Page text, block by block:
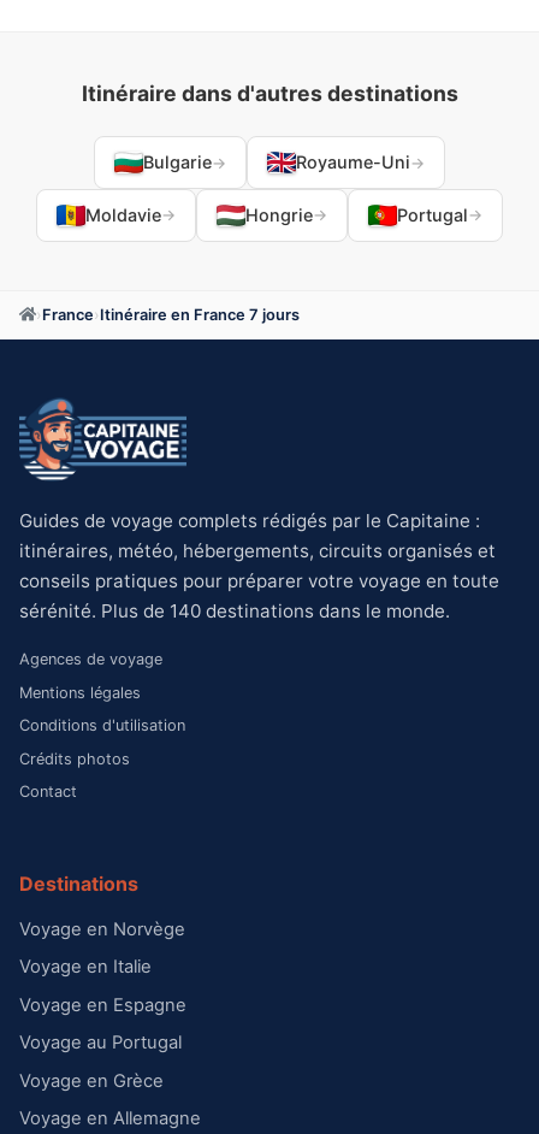
Itinéraire dans d'autres destinations
Bulgarie→ Royaume-Uni →
Moldavie→ Hongrie→ Portugal →
› France› Itinéraire en France 7 jours
Guides de voyage complets rédigés par le Capitaine :
itinéraires, météo, hébergements, circuits organisés et
conseils pratiques pour préparer votre voyage en toute
sérénité. Plus de 140 destinations dans le monde.
Agences de voyage
Mentions légales
Conditions d'utilisation
Crédits photos
Contact
Destinations
Voyage en Norvège
Voyage en Italie
Voyage en Espagne
Voyage au Portugal
Voyage en Grèce
Voyage en Allemagne